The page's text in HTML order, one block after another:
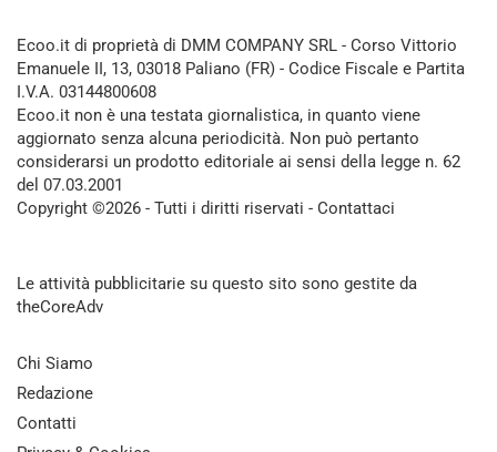
Ecoo.it di proprietà di DMM COMPANY SRL - Corso Vittorio
Emanuele II, 13, 03018 Paliano (FR) - Codice Fiscale e Partita
I.V.A. 03144800608
Ecoo.it non è una testata giornalistica, in quanto viene
aggiornato senza alcuna periodicità. Non può pertanto
considerarsi un prodotto editoriale ai sensi della legge n. 62
del 07.03.2001
Copyright ©2026 - Tutti i diritti riservati - Contattaci
Le attività pubblicitarie su questo sito sono gestite da
theCoreAdv
Chi Siamo
Redazione
Contatti